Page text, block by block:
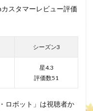
スタマーレビュー評価
シーズン3
星4.3
評価数51
ロボット」は視聴者か